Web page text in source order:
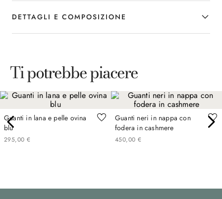
DETTAGLI E COMPOSIZIONE
Ti potrebbe piacere
Guanti in lana e pelle ovina
blu
295,00 €
Guanti neri in nappa con
fodera in cashmere
450,00 €